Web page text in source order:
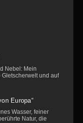
Nebel: Mein
und auf
Europa“
Wasser, feiner
Natur, die